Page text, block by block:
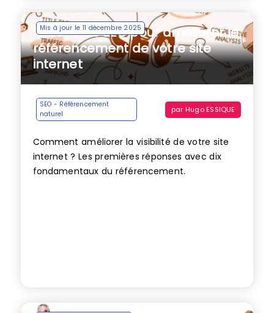
Mis à jour le 11 décembre 2025
10 conseils SEO pour améliorer le
référencement de votre site
internet
SEO - Référencement
naturel
par Hugo ESSIQUE
Comment améliorer la visibilité de votre site
internet ? Les premières réponses avec dix
fondamentaux du référencement.